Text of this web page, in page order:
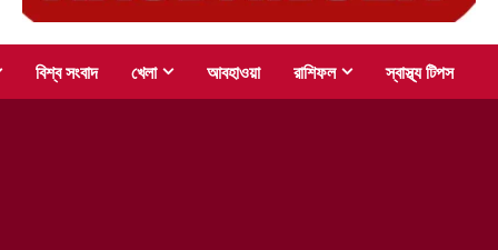
বিশ্ব সংবাদ খেলা আবহাওয়া রাশিফল স্বাস্থ্য টিপস